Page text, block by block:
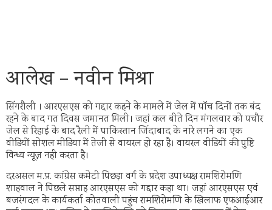
आलेख – नवीन मिश्रा
सिंगरौली । आरएसएस को गद्दार कहने के मामले में जेल में पॉच दिनों तक बंद
रहने के बाद गत दिवस जमानत मिली। जहां कल बीते दिन मंगलवार को पचौर
जेल से रिहाई के बाद रैली में पाकिस्तान जिंदाबाद के नारे लगने का एक
वीडियों सोशल मीडिया में तेजी से वायरल हो रहा है। वायरल वीडियों की पुष्टि
विन्ध्य न्यूज़ नही करता है।
दरअसल म.प्र. कांग्रेस कमेटी पिछड़ा वर्ग के प्रदेश उपाध्यक्ष रामशिरोमणि
शाहवाल ने पिछले सप्ताह आरएसएस को गद्दार कहा था। जहां आरएसएस एवं
बजरंगदल के कार्यकर्ता कोतवाली पहुंच रामशिरोमणि के खिलाफ एफआईआर